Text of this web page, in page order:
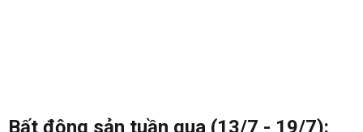
Bất động sản tuần qua (13/7 - 19/7):